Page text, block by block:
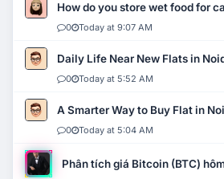
How do you store wet food for
0 Today at 9:07 AM
Daily Life Near New Flats in
0 Today at 5:52 AM
A Smarter Way to Buy Flat in
0 Today at 5:04 AM
Phân tích giá Bitcoin (BTC)